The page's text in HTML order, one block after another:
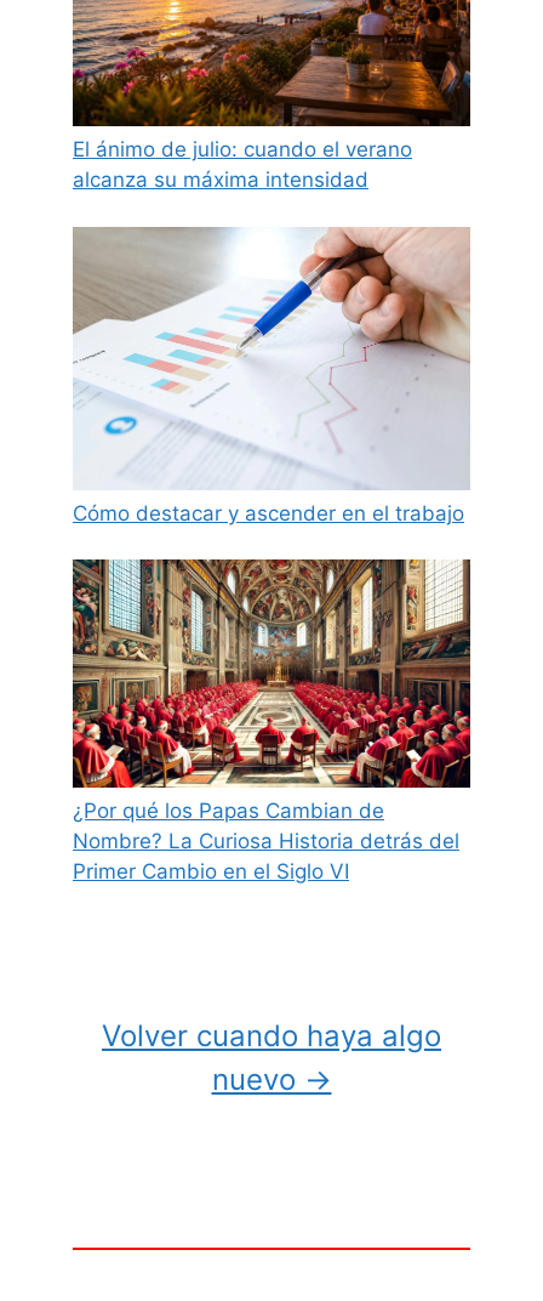
El ánimo de julio: cuando el verano
alcanza su máxima intensidad
Cómo destacar y ascender en el trabajo
¿Por qué los Papas Cambian de
Nombre? La Curiosa Historia detrás del
Primer Cambio en el Siglo VI
Volver cuando haya algo
nuevo →